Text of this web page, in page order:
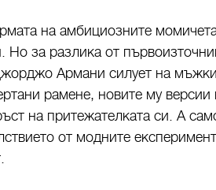
на амбициозните
Но за разлика от
Армани силует на
рамене, новите му версии
на притежателката си. А
от модните